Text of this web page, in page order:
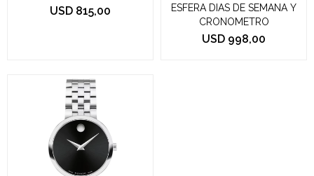
USD 815,00
ESFERA DIAS DE SEMANA Y
CRONOMETRO
USD 998,00